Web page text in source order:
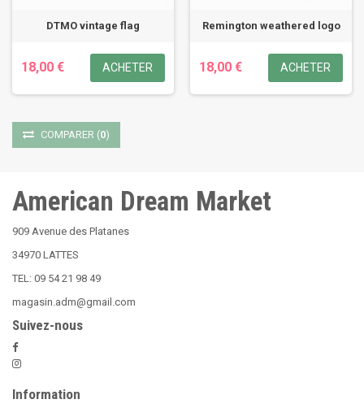
DTMO vintage flag
18,00 € ACHETER
Remington weathered logo
18,00 € ACHETER
COMPARER (0)
American Dream Market
909 Avenue des Platanes
34970 LATTES
TEL: 09 54 21 98 49
magasin.adm@gmail.com
Suivez-nous
Information